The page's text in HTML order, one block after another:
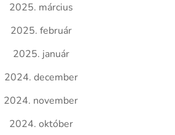
2025. március
2025. február
2025. január
2024. december
2024. november
2024. október